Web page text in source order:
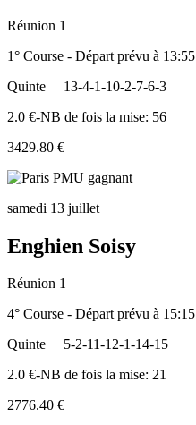
Réunion 1
1° Course - Départ prévu à 13:55
Quinte
13-4-1-10-2-7-6-3
2.0 €-NB de fois la mise: 56
3429.80 €
samedi 13 juillet
Enghien Soisy
Réunion 1
4° Course - Départ prévu à 15:15
Quinte
5-2-11-12-1-14-15
2.0 €-NB de fois la mise: 21
2776.40 €